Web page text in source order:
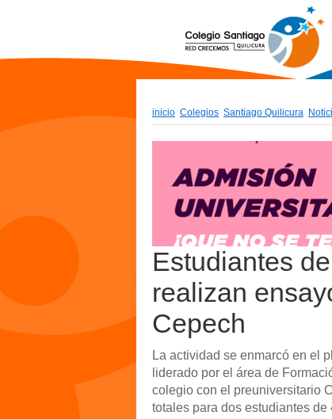
inicio Colegios Santiago Quilicura
Estudiantes
realizan
Cepech
La actividad se enmarcó en el
liderado por el área de
colegio con el preuniversitario
totales para dos estudiantes de